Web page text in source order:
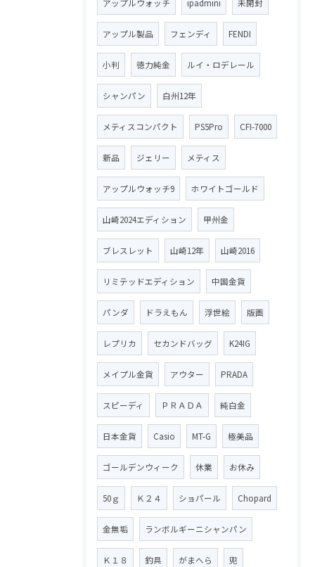
アップルウォッチ ipadmini 未開封
アップル製品 フェンディ FENDI
小判 徳力純金 ルイ・ロデレール
シャンパン 白州12年
メティスコンパクト PS5Pro CFI-7000
新品 ジェリー メティス
アップルウォッチ9 ホワイトゴールド
山崎2024エディション 甲州金
ブレスレット 山崎12年 山崎2016
リミテッドエディション 中国金貨
パンダ ドラえもん 浮世絵 版画
レプリカ セカンドバッグ K24IG
メイプル金貨 アウター PRADA
スピーディ ＰＲＡＤＡ 純白金
日本金貨 Casio MT-G 極美品
ゴールデンウィーク 休業 お休み
50ｇ Ｋ２４ ショパール Chopard
金無垢 ランボルギーニシャンパン
Ｋ１８ 釣具 がまへら 兜